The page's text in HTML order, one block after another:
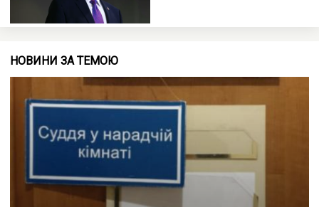
НОВИНИ ЗА ТЕМОЮ